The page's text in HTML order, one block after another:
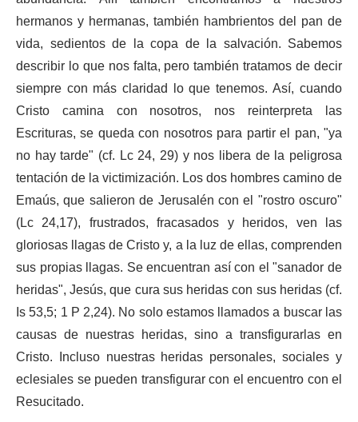
hermanos y hermanas, también hambrientos del pan de
vida, sedientos de la copa de la salvación. Sabemos
describir lo que nos falta, pero también tratamos de decir
siempre con más claridad lo que tenemos. Así, cuando
Cristo camina con nosotros, nos reinterpreta las
Escrituras, se queda con nosotros para partir el pan, "ya
no hay tarde" (cf. Lc 24, 29) y nos libera de la peligrosa
tentación de la victimización. Los dos hombres camino de
Emaús, que salieron de Jerusalén con el "rostro oscuro"
(Lc 24,17), frustrados, fracasados ​​y heridos, ven las
gloriosas llagas de Cristo y, a la luz de ellas, comprenden
sus propias llagas. Se encuentran así con el "sanador de
heridas", Jesús, que cura sus heridas con sus heridas (cf.
Is 53,5; 1 P 2,24). No solo estamos llamados a buscar las
causas de nuestras heridas, sino a transfigurarlas en
Cristo. Incluso nuestras heridas personales, sociales y
eclesiales se pueden transfigurar con el encuentro con el
Resucitado.